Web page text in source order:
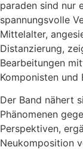
paraden sind nur
spannungsvolle
Mittelalter,
Distanzierung,
Bearbeitungen
Komponisten und
Der Band nähert
Phänomenen
Perspektiven,
Neukomposition